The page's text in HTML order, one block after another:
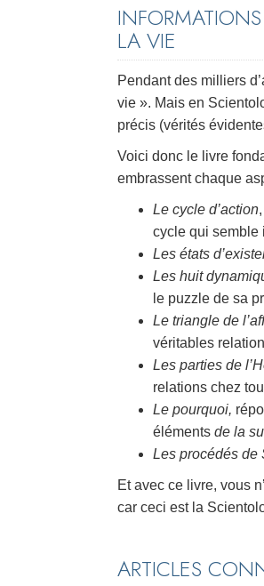
LA VIE
Pendant des milliers
vie ». Mais en
précis (vérités
Voici donc le livre
embrassent chaque
Le cycle d’action
cycle qui semble
Les états
Les huit
le puzzle de sa
Le triangle de
véritables
Les parties de
relations chez
Le pourquoi,
éléments de la
Les procédés de
Et avec ce livre, vous
car ceci est la
ARTICLES